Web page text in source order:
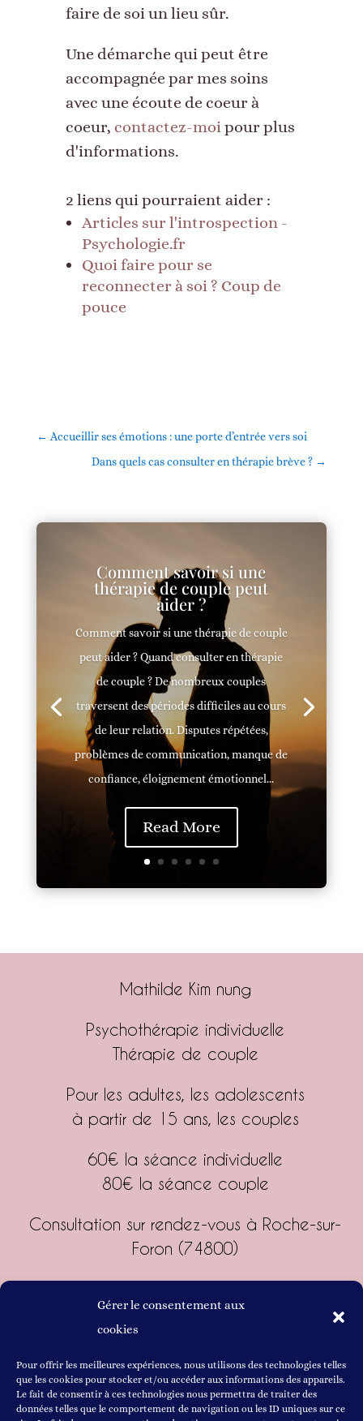
Gérer le consentement aux
cookies
Pour offrir les meilleures expériences, nous utilisons des technologies telles
que les cookies pour stocker et/ou accéder aux informations des appareils.
Le fait de consentir à ces technologies nous permettra de traiter des
données telles que le comportement de navigation ou les ID uniques sur ce
faire de soi un lieu sûr.
Une démarche qui peut être
accompagnée par mes soins
avec une écoute de coeur à
coeur, contactez-moipour plus
d'informations.
2 liens qui pourraient aider :
Articles sur l'introspection -
Psychologie.fr
Quoi faire pour se
reconnecter à soi ? Coup de
pouce
← Accueillir ses émotions : une porte d’entrée vers soi
Dans quels cas consulter en thérapie brève ? →
Comment savoir si une
thérapie de couple peut
aider ?
Comment savoir si une thérapie de couple
peut aider ? Quand consulter en thérapie
de couple ? De nombreux couples
traversent des périodes difficiles au cours
de leur relation. Disputes répétées,
problèmes de communication, manque de
confiance, éloignement émotionnel...
Read More
Mathilde Kim nung
Psychothérapie individuelle
Thérapie de couple
Pour les adultes, les adolescents
à partir de 15 ans, les couples
60€ la séance individuelle
80€ la séance couple
Consultation sur rendez-vous à Roche-sur-
Foron (74800)
06 61 29 31 92
mathilde.kimnung@gmail.com
Prendre rendez-vous